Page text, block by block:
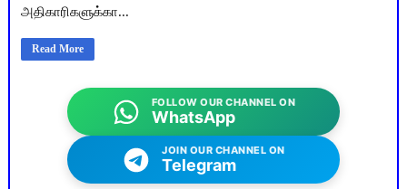
அதிகாரிகளுக்கா...
Read More
FOLLOW OUR CHANNEL ON
WhatsApp
JOIN OUR CHANNEL ON
Telegram